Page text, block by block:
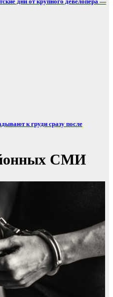
к груди сразу после